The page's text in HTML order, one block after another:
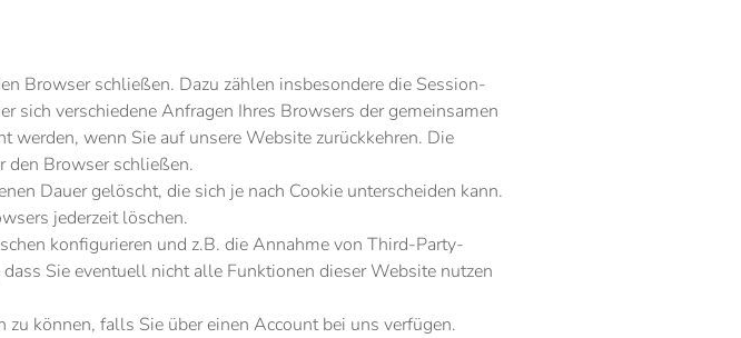
Browser schließen. Dazu zählen insbesondere die Session-
sich verschiedene Anfragen Ihres Browsers der gemeinsamen
werden, wenn Sie auf unsere Website zurückkehren. Die
den Browser schließen.
Dauer gelöscht, die sich je nach Cookie unterscheiden kann.
jederzeit löschen.
konfigurieren und z.B. die Annahme von Third-Party-
Sie eventuell nicht alle Funktionen dieser Website nutzen
können, falls Sie über einen Account bei uns verfügen.